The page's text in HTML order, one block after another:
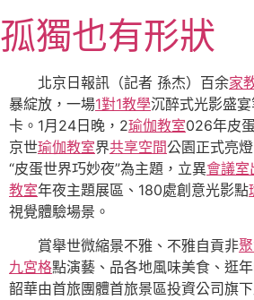
至
主
內
孤獨也有形狀
北京日報訊（記者 孫杰）百余家
暴綻放，一場1對1教學沉醉式光影盛
卡。1月24日晚，2瑜伽教室026年皮
京世瑜伽教室界共享空間公園正式亮
“皮蛋世界巧妙夜”為主題，立異會議室
教室年夜主題展區、180處創意光影點
視覺體驗場景。
賞舉世微縮景不雅、不雅自貢非
九宮格點演藝、品各地風味美食、逛
韶華由首旅團體首旅景區投資公司旗